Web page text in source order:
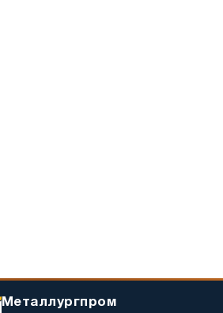
Металлургпром